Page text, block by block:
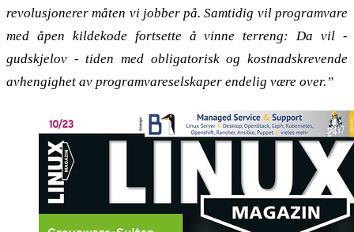
revolusjonerer måten vi jobber på. Samtidig vil programvare
med åpen kildekode fortsette å vinne terreng: Da vil -
gudskjelov - tiden med obligatorisk og kostnadskrevende
avhengighet av programvareselskaper endelig være over.”